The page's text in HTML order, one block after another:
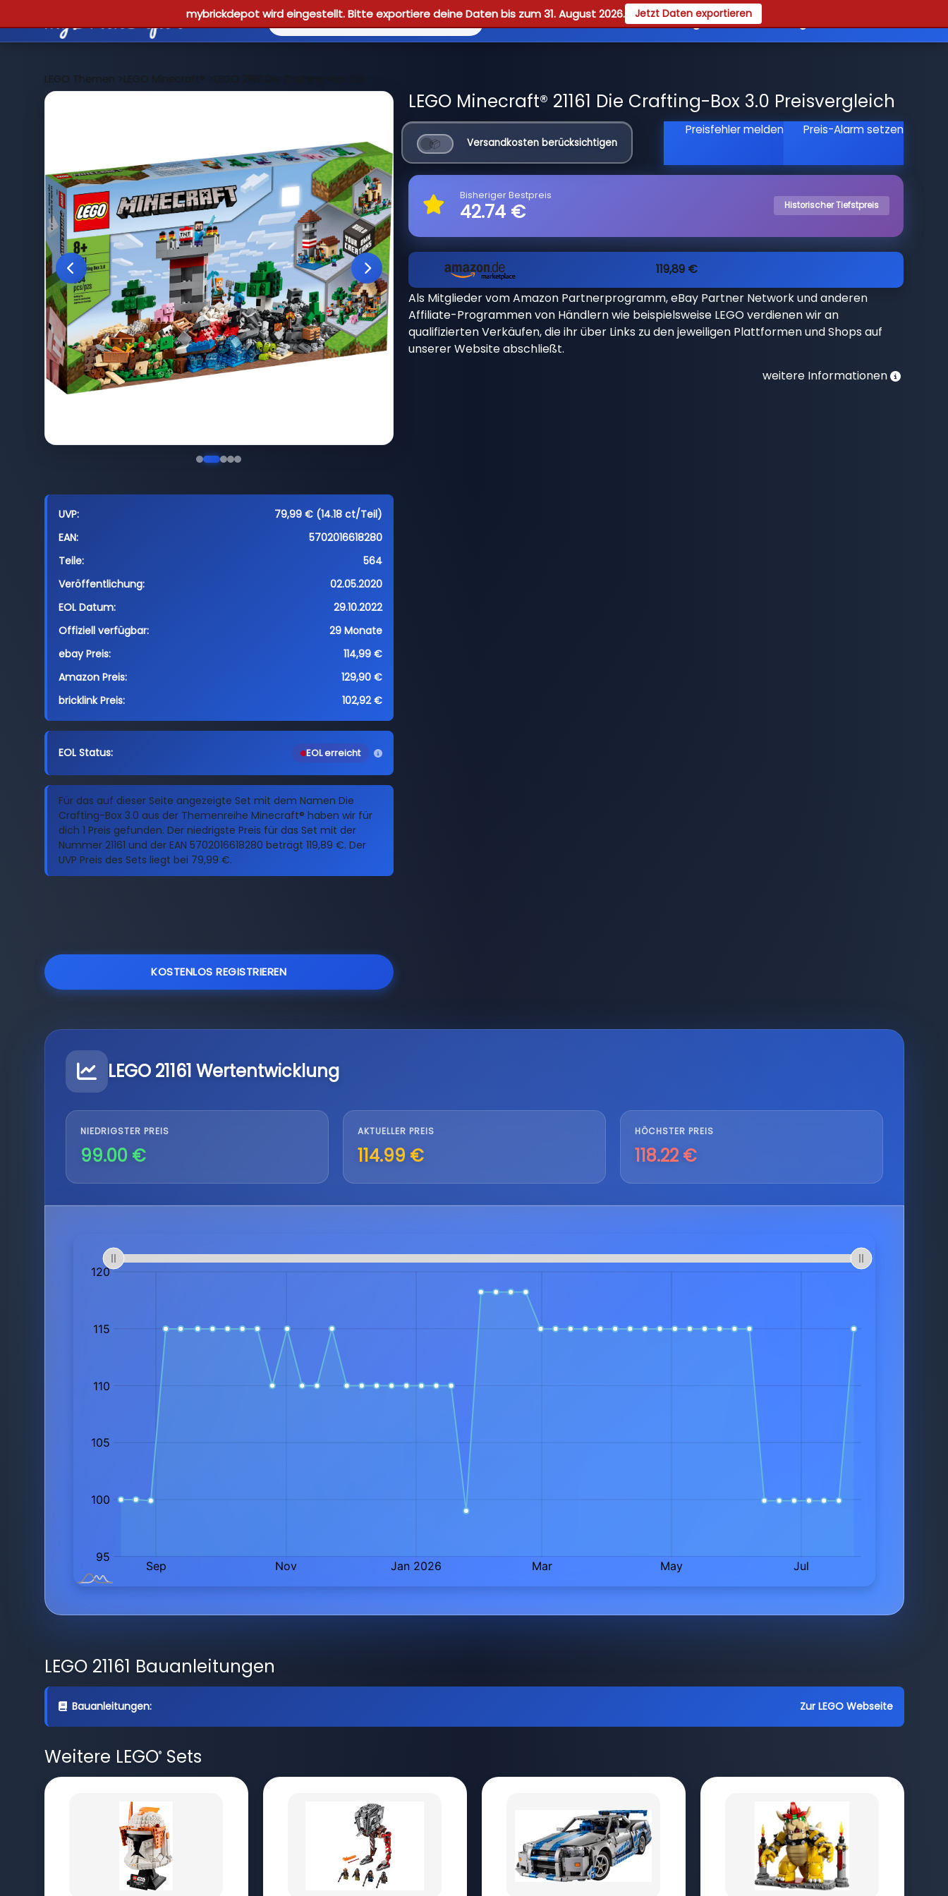
mybrickdepot wird eingestellt. Bitte exportiere deine Daten bis zum 31. August 2026. Jetzt Daten exportieren
Reviews Guides Registrieren
LEGO Themen >LEGO Minecraft® >LEGO 21161 Die Crafting-Box 3.0
UVP:
79,99 € (14.18 ct/Teil)
EAN:
5702016618280
Teile:
564
Veröffentlichung:
02.05.2020
EOL Datum:
29.10.2022
Offiziell verfügbar:
29 Monate
ebay Preis:
114,99 €
Amazon Preis:
129,90 €
bricklink Preis:
102,92 €
EOL Status: EOL erreicht
Für das auf dieser Seite angezeigte Set mit dem Namen Die
Crafting-Box 3.0 aus der Themenreihe Minecraft® haben wir für
dich 1 Preis gefunden. Der niedrigste Preis für das Set mit der
Nummer 21161 und der EAN 5702016618280 beträgt 119,89 €. Der
UVP Preis des Sets liegt bei 79,99 €.
KOSTENLOS REGISTRIEREN
LEGO Minecraft® 21161 Die Crafting-Box 3.0 Preisvergleich
Versandkosten berücksichtigen
Preisfehler melden Preis-Alarm setzen
Bisheriger Bestpreis
42.74 € Historischer Tiefstpreis
119,89 €
Als Mitglieder vom Amazon Partnerprogramm, eBay Partner Network und anderen
Affiliate-Programmen von Händlern wie beispielsweise LEGO verdienen wir an
qualifizierten Verkäufen, die ihr über Links zu den jeweiligen Plattformen und Shops auf
unserer Website abschließt.
weitere Informationen
LEGO 21161 Wertentwicklung
NIEDRIGSTER PREIS
99.00 €
AKTUELLER PREIS
114.99 €
HÖCHSTER PREIS
118.22 €
LEGO 21161 Bauanleitungen
Bauanleitungen: Zur LEGO Webseite
Weitere LEGO®Sets